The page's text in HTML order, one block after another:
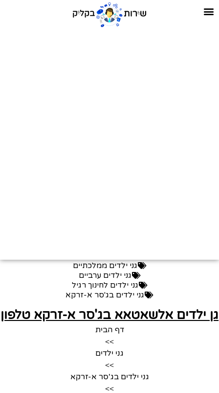
גני ילדים ממלכתיים
גני ילדים ערביים
גני ילדים לחינוך רגיל
גני ילדים בג'סר א-זרקא
ילדים אלשאטאא בג'סר א-זרקא טלפון
דף הבית
>>
גני ילדים
>>
גני ילדים בג'סר א-זרקא
>>